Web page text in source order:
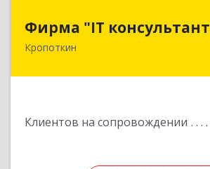
Фирма "IT
Кропоткин
Клиентов на сопровождении
352389, Краснодарский край,